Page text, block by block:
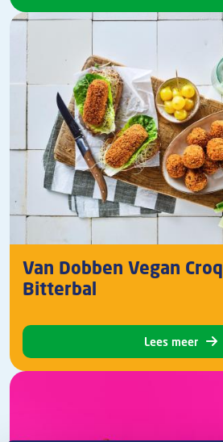
Van Dobben Vegan
Bitterbal
Lees meer